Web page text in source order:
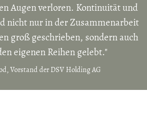
Augen verloren. Kontinuität und
nicht nur in der Zusammenarbeit
groß geschrieben, sondern auch
eigenen Reihen gelebt."
Vorstand der DSV Holding AG